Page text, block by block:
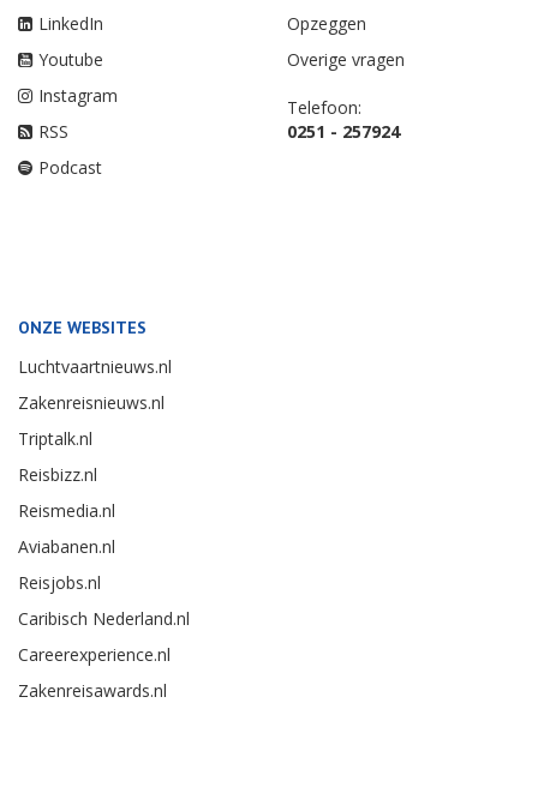
LinkedIn
Youtube
Instagram
RSS
Podcast
Opzeggen
Overige vragen
Telefoon:
0251 - 257924
ONZE WEBSITES
Luchtvaartnieuws.nl
Zakenreisnieuws.nl
Triptalk.nl
Reisbizz.nl
Reismedia.nl
Aviabanen.nl
Reisjobs.nl
Caribisch Nederland.nl
Careerexperience.nl
Zakenreisawards.nl